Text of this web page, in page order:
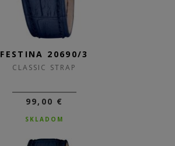
FESTINA 20690/3
CLASSIC STRAP
99,00 €
SKLADOM